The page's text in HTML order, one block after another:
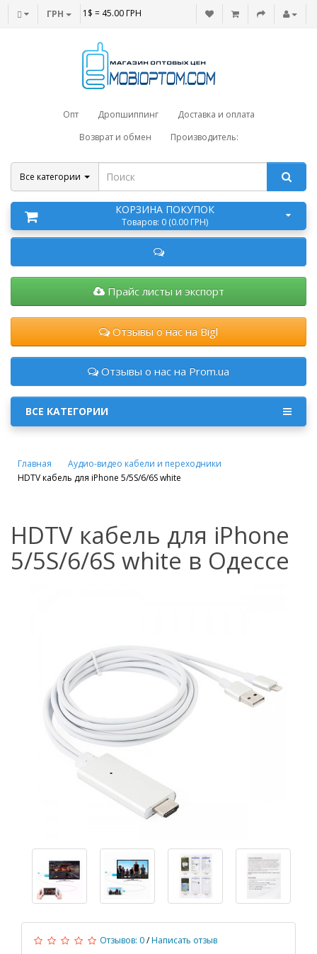
ГРН 1$ = 45.00 ГРН
Опт Дропшиппинг
Доставка и оплата
Возврат и обмен
Производитель:
Все категории
КОРЗИНА ПОКУПОК
Товаров: 0 (0.00 ГРН)
Прайс листы и экспорт
Отзывы о нас на Bigl
Отзывы о нас на Prom.ua
ВСЕ КАТЕГОРИИ
Главная
Аудио-видео кабели и переходники
HDTV кабель для iPhone 5/5S/6/6S white
HDTV кабель для iPhone
5/5S/6/6S white в Одессе
Отзывов: 0/Написать отзыв